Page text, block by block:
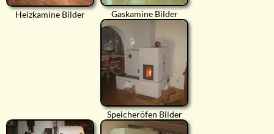
Heizkamine Bilder Gaskamine Bilder
Speicheröfen Bilder